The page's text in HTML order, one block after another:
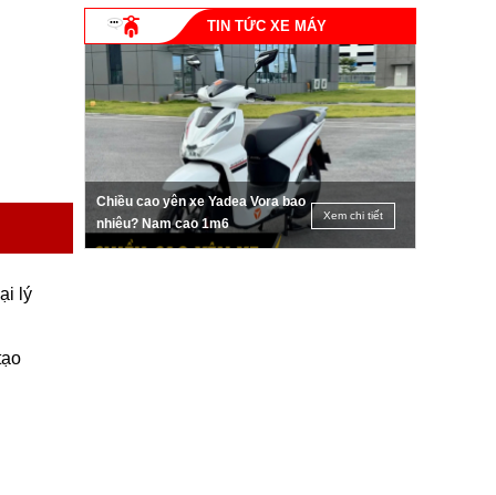
lý
TIN TỨC XE MÁY
Chiều cao yên xe Yadea Vora bao
nhiêu? Nam cao 1m6
Xem chi tiết